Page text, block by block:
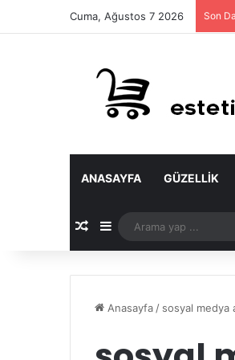
Cuma, Ağustos 7 2026 Son
ANASAYFA GÜZELLIK
Rastgele Makale
Kenar Bölmesi
Anasayfa / sosyal medya